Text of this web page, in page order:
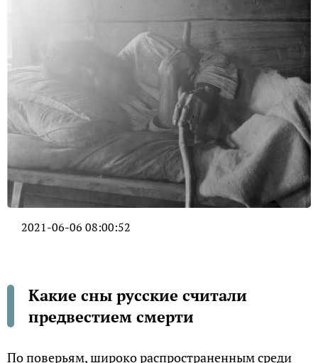
2021-06-06 08:00:52
Какие сны русские считали
предвестием смерти
По поверьям, широко распространенным среди